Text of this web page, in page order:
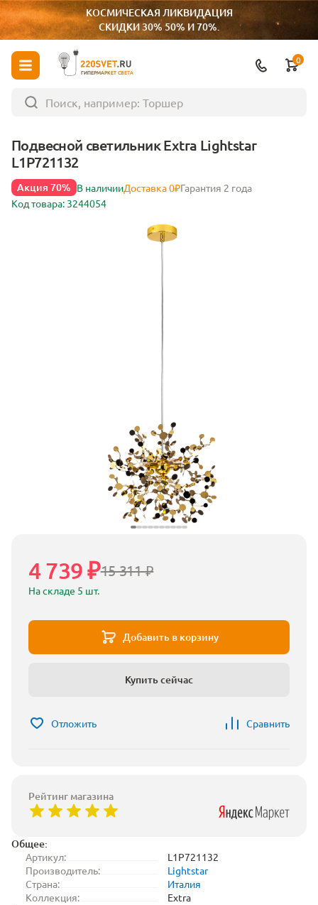
КОСМИЧЕСКАЯ ЛИКВИДАЦИЯ
СКИДКИ 30% 50% И 70%.
ГИПЕРМАРКЕТ СВЕТА
0
Подвесной светильник Extra Lightstar
L1P721132
Акция 70% В наличииДоставка 0₽Гарантия 2 года
Код товара: 3244054
Общее:
Артикул:
L1P721132
Производитель:
Lightstar
Страна:
Италия
Коллекция:
Extra
15 311 ₽
4 739 ₽
На складе 5 шт.
Добавить в корзину
Купить сейчас
Отложить Сравнить
Рейтинг магазина